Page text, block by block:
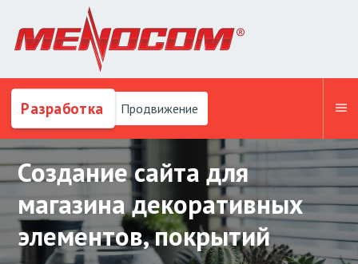
Разработка Продвижение
Создание сайта для
магазина декоративных
элементов, покрытий